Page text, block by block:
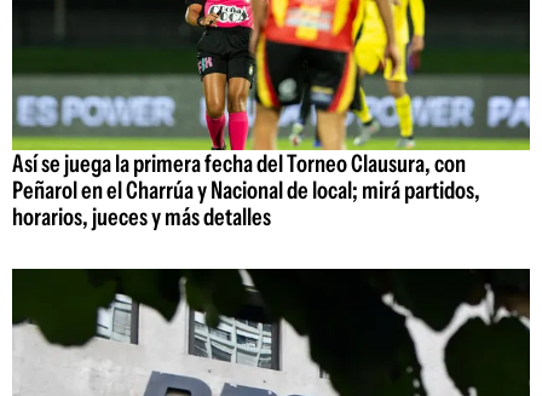
Así se juega la primera fecha del Torneo Clausura, con
Peñarol en el Charrúa y Nacional de local; mirá partidos,
horarios, jueces y más detalles